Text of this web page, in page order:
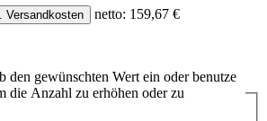
Versandkosten netto: 159,67 €
den gewünschten Wert ein oder benutze
die Anzahl zu erhöhen oder zu